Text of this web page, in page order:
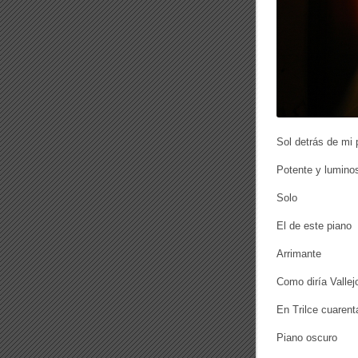
Sol detrás de mi
Potente y
Solo
El de este piano
Arrimante
Como diría
En Trilce
Piano oscuro